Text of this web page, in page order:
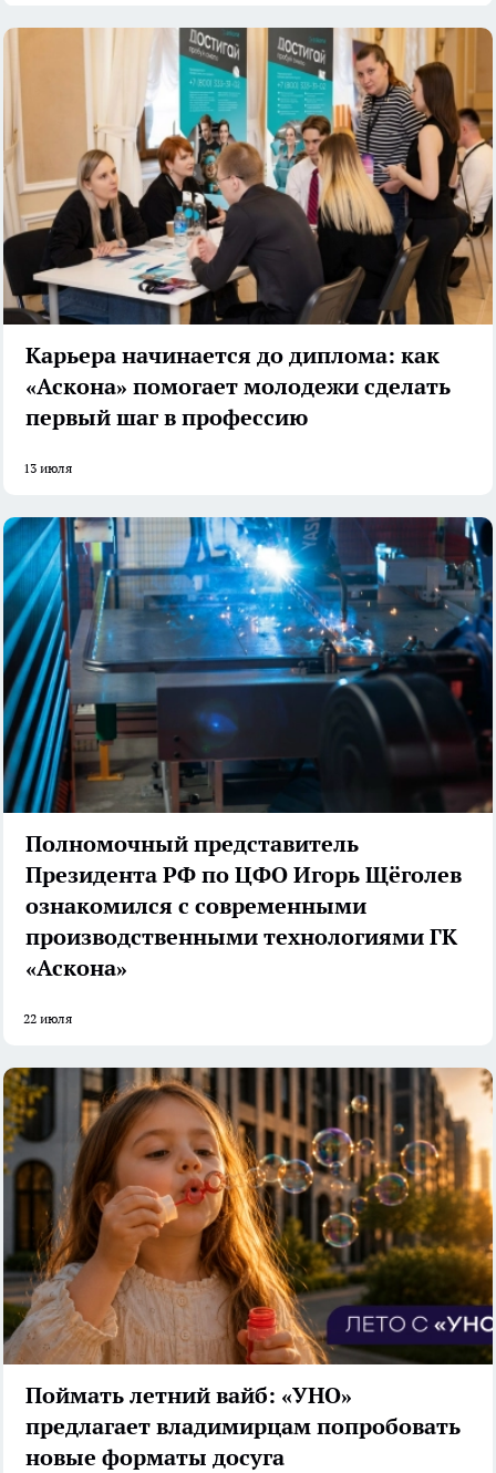
Карьера начинается до диплома: как
«Аскона» помогает молодежи сделать
первый шаг в профессию
13 июля
Полномочный представитель
Президента РФ по ЦФО Игорь Щёголев
ознакомился с современными
производственными технологиями ГК
«Аскона»
22 июля
Поймать летний вайб: «УНО»
предлагает владимирцам попробовать
новые форматы досуга